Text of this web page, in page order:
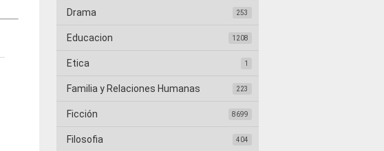
Drama 253
Educacion 1208
Etica 1
Familia y Relaciones Humanas 223
Ficción 8699
Filosofia 404